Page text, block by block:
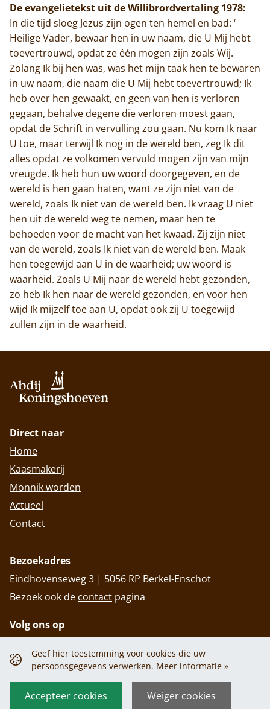
Privacy policy Cookiebeleid
Geef hier toestemming voor cookies die uw
persoonsgegevens verwerken. Meer informatie »
Accepteer cookies Weiger cookies
De evangelietekst uit de Willibrordvertaling 1978:
In die tijd sloeg Jezus zijn ogen ten hemel en bad: ‘
Heilige Vader, bewaar hen in uw naam, die U Mij hebt
toevertrouwd, opdat ze één mogen zijn zoals Wij.
Zolang Ik bij hen was, was het mijn taak hen te bewaren
in uw naam, die naam die U Mij hebt toevertrouwd; Ik
heb over hen gewaakt, en geen van hen is verloren
gegaan, behalve degene die verloren moest gaan,
opdat de Schrift in vervulling zou gaan. Nu kom Ik naar
U toe, maar terwijl Ik nog in de wereld ben, zeg Ik dit
alles opdat ze volkomen vervuld mogen zijn van mijn
vreugde. Ik heb hun uw woord doorgegeven, en de
wereld is hen gaan haten, want ze zijn niet van de
wereld, zoals Ik niet van de wereld ben. Ik vraag U niet
hen uit de wereld weg te nemen, maar hen te
behoeden voor de macht van het kwaad. Zij zijn niet
van de wereld, zoals Ik niet van de wereld ben. Maak
hen toegewijd aan U in de waarheid; uw woord is
waarheid. Zoals U Mij naar de wereld hebt gezonden,
zo heb Ik hen naar de wereld gezonden, en voor hen
wijd Ik mijzelf toe aan U, opdat ook zij U toegewijd
zullen zijn in de waarheid.
Direct naar
Home
Kaasmakerij
Monnik worden
Actueel
Contact
Bezoekadres
Eindhovenseweg 3 | 5056 RP Berkel-Enschot
Bezoek ook de contact pagina
Volg ons op